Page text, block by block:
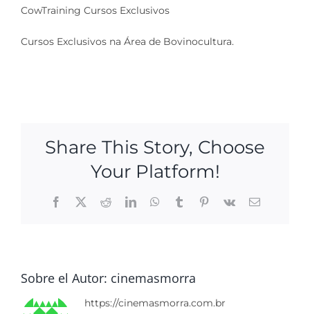
CowTraining Cursos Exclusivos
Cursos Exclusivos na Área de Bovinocultura.
Share This Story, Choose
Your Platform!
Facebook
X RedditLinkedInWhatsApp
TumblrPinterest
Vk
Correo
Sobre el Autor: cinemasmorra
https://cinemasmorra.com.br